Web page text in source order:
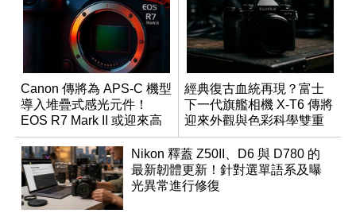
Canon 傳將為 APS-C 機型
導入堆疊式感光元件！
EOS R7 Mark II 或迎來高
速讀出升級
經典復古血統再現？富士
下一代旗艦相機 X-T6 傳將
迎來外觀與色彩科學雙重
優化
Nikon 釋蓋 Z50II、D6 與 D780 的
最新韌體更新！針對選單語系及曝
光異常進行修復